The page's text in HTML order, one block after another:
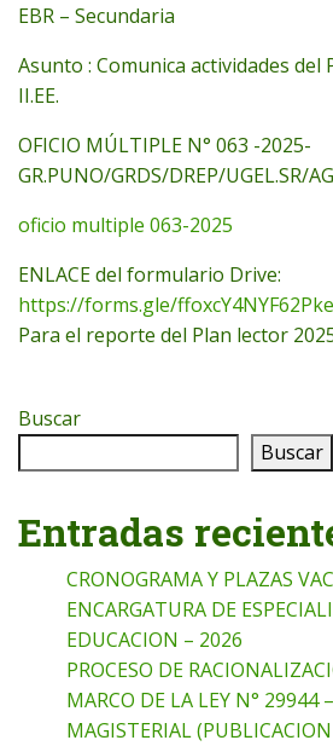
EBR – Secundaria
Asunto : Comunica actividades del
II.EE.
OFICIO MÚLTIPLE N° 063 -2025-
GR.PUNO/GRDS/DREP/UGEL.SR/
oficio multiple 063-2025
ENLACE del formulario Drive:
https://forms.gle/
Para el reporte del Plan lector
Buscar
Buscar
Entradas
CRONOGRAMA Y PLAZAS
ENCARGATURA DE
EDUCACION – 2026
PROCESO DE
MARCO DE LA LEY N° 29944
MAGISTERIAL